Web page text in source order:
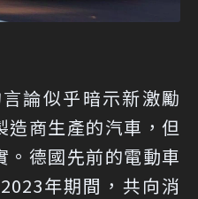
論似乎暗示新激勵
造商生產的汽車，但
。德國先前的電動車
年期間，共向消